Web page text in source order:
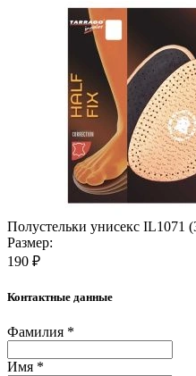
Полустельки унисекс IL1071
Размер:
190 ₽
Контактные данные
Фамилия *
Имя *